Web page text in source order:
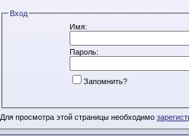
Вход
Имя:
Пароль:
Запомнить?
Для просмотра этой страницы необходимо